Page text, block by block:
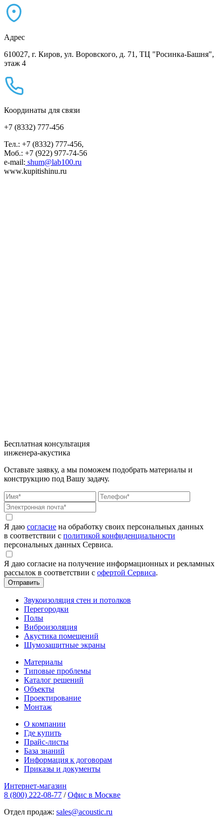
Адрес
610027, г. Киров, ул. Воровского, д. 71, ТЦ "Росинка-Башня",
этаж 4
Координаты для связи
+7 (8332) 777-456
Тел.: +7 (8332) 777-456,
Моб.: +7 (922) 977-74-56
e-mail: shum@lab100.ru
www.kupitishinu.ru
Бесплатная консультация
инженера-акустика
Оставьте заявку, а мы поможем подобрать материалы и
конструкцию под Вашу задачу.
Я даю согласие на обработку своих персональных данных
в соответствии с политикой конфиденциальности
персональных данных Сервиса.
Я даю согласие на получение информационных и рекламных
рассылок в соответствии с офертой Сервиса.
Звукоизоляция стен и потолков
Перегородки
Полы
Виброизоляция
Акустика помещений
Шумозащитные экраны
Материалы
Типовые проблемы
Каталог решений
Объекты
Проектирование
Монтаж
О компании
Где купить
Прайс-листы
База знаний
Информация к договорам
Приказы и документы
Интернет-магазин
8 (800) 222-08-77 / Офис в Москве
Отдел продаж: sales@acoustic.ru